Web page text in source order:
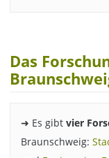
Das
➜ Es gibt vier
Braunschweig: